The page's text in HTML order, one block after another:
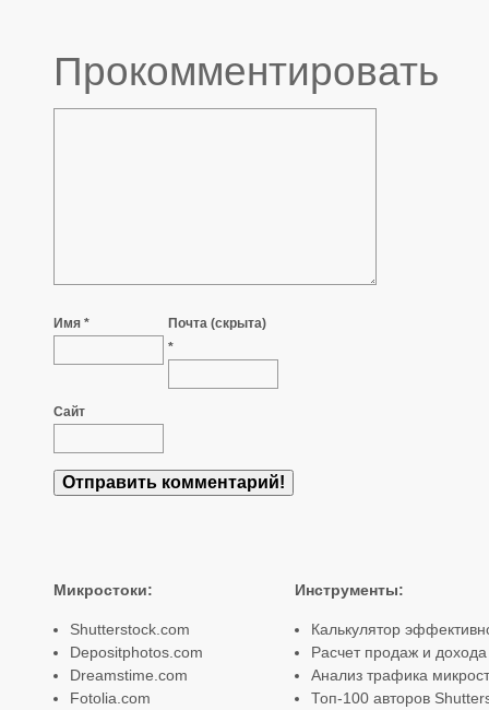
Прокомментировать
Имя *
Почта (скрыта)
*
Сайт
Микростоки:
Shutterstock.com
Depositphotos.com
Dreamstime.com
Fotolia.com
Инструменты:
Калькулятор
Расчет продаж и дохода
Анализ трафика
Топ-100 авторов